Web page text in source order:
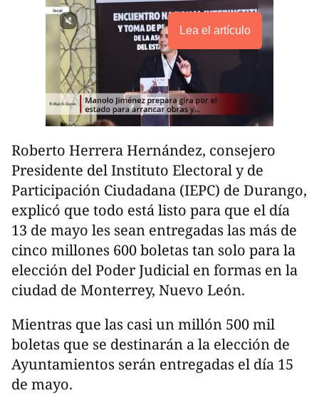
Lea el artículo
Roberto Herrera Hernández, consejero
Presidente del Instituto Electoral y de
Participación Ciudadana (IEPC) de Durango,
explicó que todo está listo para que el día
13 de mayo les sean entregadas las más de
cinco millones 600 boletas tan solo para la
elección del Poder Judicial en formas en la
ciudad de Monterrey, Nuevo León.
Mientras que las casi un millón 500 mil
boletas que se destinarán a la elección de
Ayuntamientos serán entregadas el día 15
de mayo.